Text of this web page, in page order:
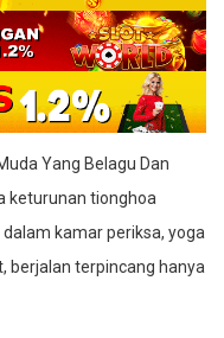
Yang Belagu Dan
keturunan tionghoa
kamar periksa, yoga
berjalan terpincang hanya